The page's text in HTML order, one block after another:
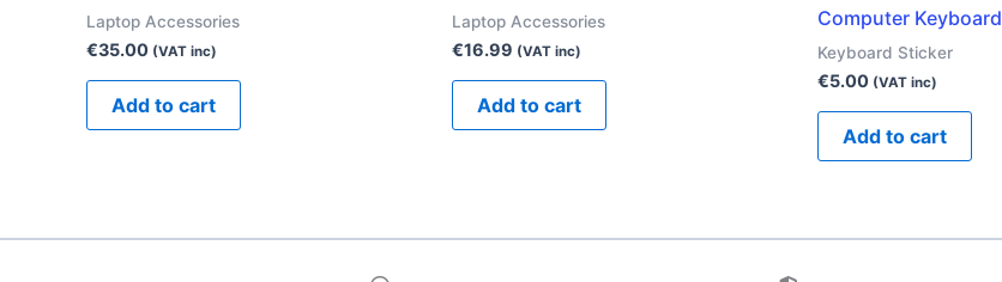
Laptop Accessories
€35.00 (VAT inc)
Add to cart
Laptop Accessories
€16.99 (VAT inc)
Add to cart
Computer Keyboard
Keyboard Sticker
€5.00 (VAT inc)
Add to cart